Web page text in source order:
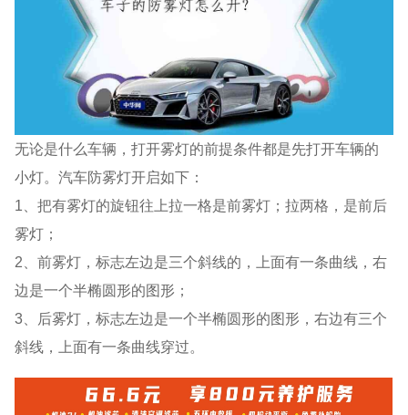
无论是什么车辆，打开雾灯的前提条件都是先打开车辆的
小灯。汽车防雾灯开启如下：
1、把有雾灯的旋钮往上拉一格是前雾灯；拉两格，是前后
雾灯；
2、前雾灯，标志左边是三个斜线的，上面有一条曲线，右
边是一个半椭圆形的图形；
3、后雾灯，标志左边是一个半椭圆形的图形，右边有三个
斜线，上面有一条曲线穿过。